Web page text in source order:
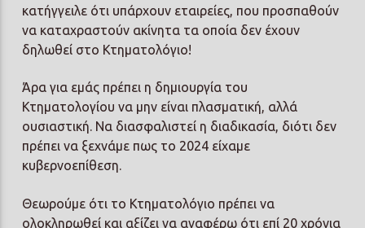
κατήγγειλε ότι υπάρχουν εταιρείες, που προσπαθούν
να καταχραστούν ακίνητα τα οποία δεν έχουν
δηλωθεί στο Κτηματολόγιο!
Άρα για εμάς πρέπει η δημιουργία του
Κτηματολογίου να μην είναι πλασματική, αλλά
ουσιαστική. Να διασφαλιστεί η διαδικασία, διότι δεν
πρέπει να ξεχνάμε πως το 2024 είχαμε
κυβερνοεπίθεση.
Θεωρούμε ότι το Κτηματολόγιο πρέπει να
ολοκληρωθεί και αξίζει να αναφέρω ότι επί 20 χρόνια